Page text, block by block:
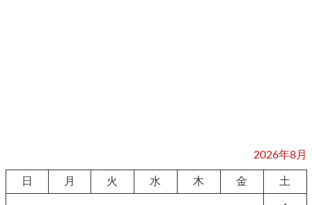
2026年8月
日 月 火 水 木 金 土